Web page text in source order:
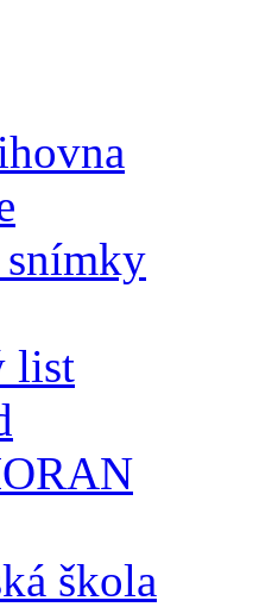
snímky
list
škola